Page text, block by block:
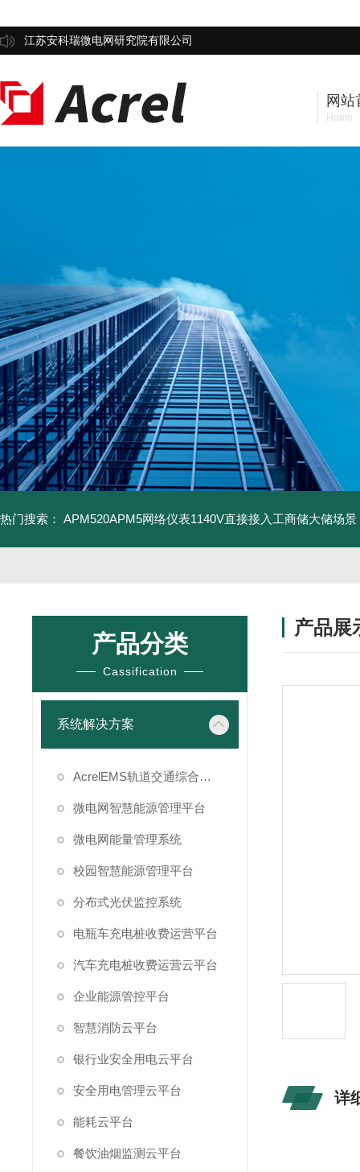
江苏安科瑞微电网研究院有限公司
网站
Home
热门搜索： APM520APM5网络仪表1140V直接接入工商储大储场景
产品分类
Cassification
系统解决方案
AcrelEMS轨道交通综合能效管理平台
微电网智慧能源管理平台
微电网能量管理系统
校园智慧能源管理平台
分布式光伏监控系统
电瓶车充电桩收费运营平台
汽车充电桩收费运营云平台
企业能源管控平台
智慧消防云平台
银行业安全用电云平台
安全用电管理云平台
能耗云平台
餐饮油烟监测云平台
产品展
详